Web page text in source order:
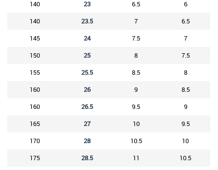
140 23 6.5
6
140
23.5 7
6.5
145
24 7.5
7
150
25 8
7.5
155
25.5 8.5
8
160
26 9
8.5
160
26.5 9.5
9
165
27 10
9.5
170
28 10.5
10
175
28.5 11
10.5